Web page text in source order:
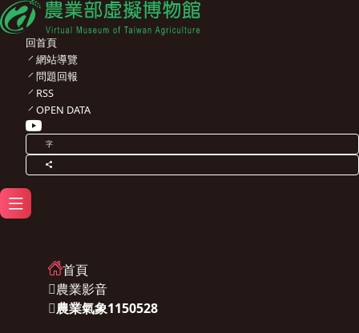
回首頁
網站導覽
問題回報
RSS
OPEN DATA
字
首頁
農業影音
農業氣象1150528